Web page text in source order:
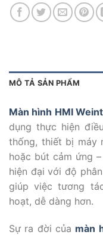
MÔ TẢ SẢN PHẨM
Màn hình HMI
dụng thực hiện
thống, thiết bị máy
hoặc bút cảm ứng
hiện đại với độ
giúp việc tương
hoạt, dễ dàng hơn.
Sự ra đời của màn